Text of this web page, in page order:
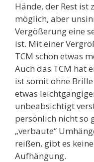
Hände, der Rest ist
möglich, aber
Vergößerung eine
ist. Mit einer
TCM schon etwas
Auch das TCM hat
ist somit ohne
etwas
unbeabsichtigt
persönlich nicht so
„verbaute“
reißen, gibt es
Aufhängung.